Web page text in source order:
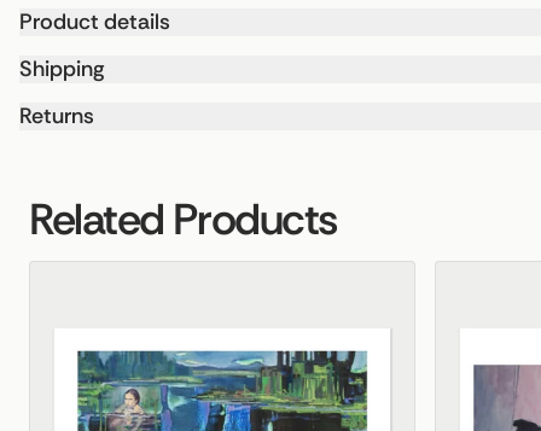
Product details
Shipping
Returns
Related Products